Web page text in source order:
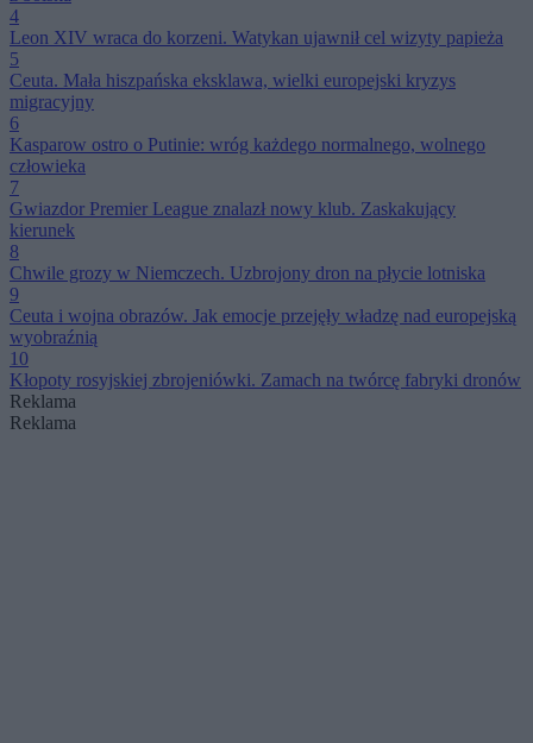
4
Leon XIV wraca do korzeni. Watykan ujawnił cel wizyty papieża
5
Ceuta. Mała hiszpańska eksklawa, wielki europejski kryzys
migracyjny
6
Kasparow ostro o Putinie: wróg każdego normalnego, wolnego
człowieka
7
Gwiazdor Premier League znalazł nowy klub. Zaskakujący
kierunek
8
Chwile grozy w Niemczech. Uzbrojony dron na płycie lotniska
9
Ceuta i wojna obrazów. Jak emocje przejęły władzę nad europejską
wyobraźnią
10
Kłopoty rosyjskiej zbrojeniówki. Zamach na twórcę fabryki dronów
Reklama
Reklama